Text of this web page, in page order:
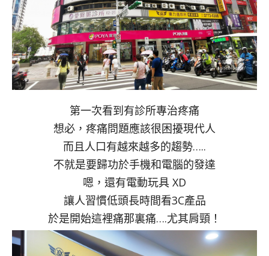
第一次看到有診所專治疼痛
想必，疼痛問題應該很困擾現代人
而且人口有越來越多的趨勢…..
不就是要歸功於手機和電腦的發達
嗯，還有電動玩具 XD
讓人習慣低頭長時間看3C產品
於是開始這裡痛那裏痛….尤其肩頸！